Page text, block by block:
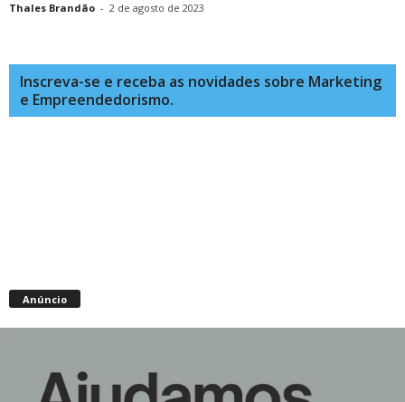
Thales Brandão - 2 de agosto de 2023
Inscreva-se e receba as novidades sobre Marketing
e Empreendedorismo.
Anúncio